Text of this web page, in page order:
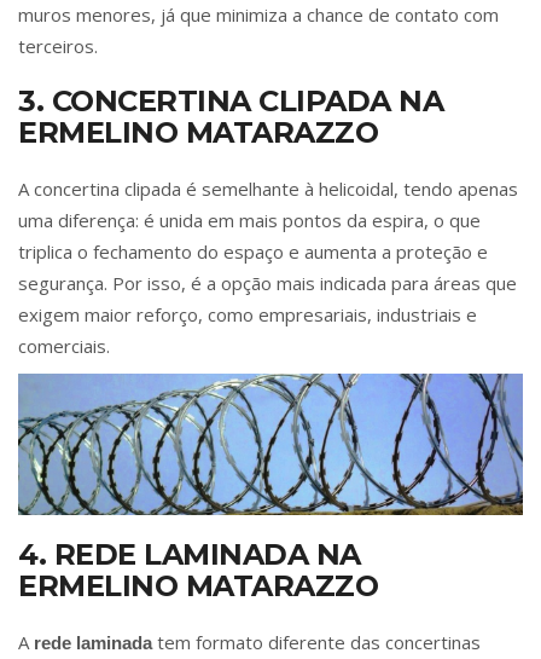
muros menores, já que minimiza a chance de contato com
terceiros.
3. CONCERTINA CLIPADA NA
ERMELINO MATARAZZO
A concertina clipada é semelhante à helicoidal, tendo apenas
uma diferença: é unida em mais pontos da espira, o que
triplica o fechamento do espaço e aumenta a proteção e
segurança. Por isso, é a opção mais indicada para áreas que
exigem maior reforço, como empresariais, industriais e
comerciais.
4. REDE LAMINADA NA
ERMELINO MATARAZZO
A rede laminadatem formato diferente das concertinas